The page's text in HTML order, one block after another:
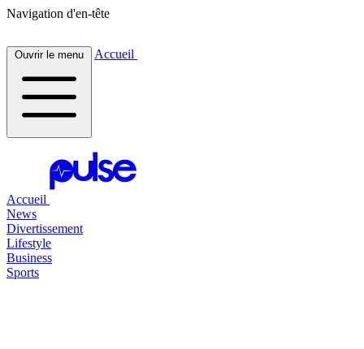
Navigation d'en-tête
Ouvrir le menu Accueil
Accueil
News
Divertissement
Lifestyle
Business
Sports